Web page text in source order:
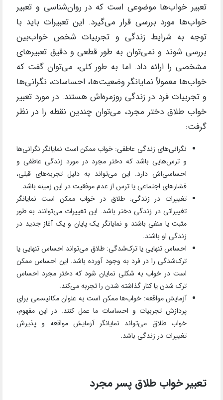
تعبیر خواب‌ها موضوعی است که در روان‌شناسی و تعبیر
خواب‌ها مورد بررسی قرار می‌گیرد. این تعبیرات باید با
توجه به شرایط زندگی و تجربیات شخص خواب‌بین
بررسی شوند و نمی‌توان به طور قطعی و دقیق تعبیرهای
مشخصی را ارائه داد. اما به طور کلی، می‌توان گفت که
خواب‌ها معمولاً نمایانگر وضعیت‌ها، احساسات، نگرانی‌ها
و تجربیات فرد در زندگی روزمره‌اش هستند. در مورد تعبیر
خواب طلاق دختر مجرد، می‌توان چندین نقطه را در نظر
گرفت:
نگرانی‌های زندگی عاطفی: خواب ممکن است نمایانگر نگرانی‌ها
و ترس‌هایی باشد که دختر مجرد در مورد زندگی عاطفی و
احساسی‌اش دارد. این می‌تواند به دلیل تجربه‌های قبلی،
فشارهای اجتماعی یا ترس از عدم موفقیت در این زمینه باشد.
تغییرات در زندگی: طلاق در خواب ممکن است نمایانگر
تغییراتی در زندگی دختر باشد. این تغییرات می‌توانند به طور
مثبت یا منفی باشند و نمایانگر یک پایان و یک آغاز جدید در
زندگی او باشند.
احساس تنهایی یا ترک‌شدگی: طلاق می‌تواند احساس تنهایی یا
ترک‌شدگی را در فرد به وجود آورده باشد. این احساس ممکن
است در خواب به شکلی نمایان شود که دختر مجرد احساس
ترک شدن یا کنار گذاشته شدن را تجربه می‌کند.
آزمایش مواقعه: خواب‌ها ممکن است به عنوان مکانیسمی برای
پردازش تجربیات و احساسات ما عمل کنند. در این مفهوم،
خواب طلاق می‌تواند نمایانگر آزمایش مواقعه و پذیرش
تغییرات در زندگی باشد.
تعبیر خواب طلاق پسر مجرد